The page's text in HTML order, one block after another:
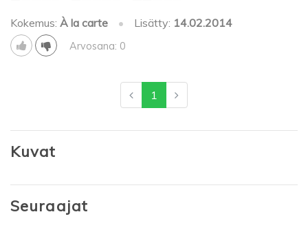
Kokemus: À la carte • Lisätty: 14.02.2014
Arvosana: 0
1
Kuvat
Seuraajat